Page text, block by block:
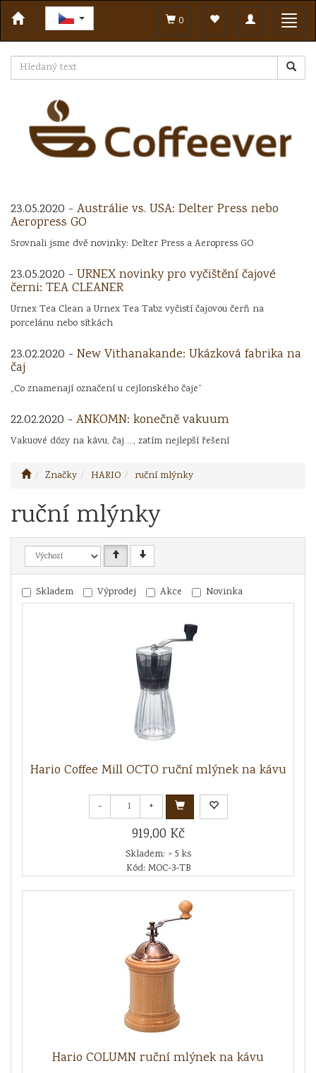
Toggle
navigation
0
23.05.2020 - Austrálie vs. USA: Delter Press nebo
Aeropress GO
Srovnali jsme dvě novinky: Delter Press a Aeropress GO
23.05.2020 - URNEX novinky pro vyčištění čajové
černi: TEA CLEANER
Urnex Tea Clean a Urnex Tea Tabz vyčistí čajovou čerň na
porcelánu nebo sítkách
23.02.2020 - New Vithanakande: Ukázková fabrika na
čaj
„Co znamenají označení u cejlonského čaje“
22.02.2020 - ANKOMN: konečně vakuum
Vakuové dózy na kávu, čaj ..., zatím nejlepší řešení
Značky HARIO ruční mlýnky
ruční mlýnky
Skladem Výprodej Akce Novinka
Hario Coffee Mill OCTO ruční mlýnek na kávu
- +
919,00 Kč
Skladem: > 5 ks
Kód: MOC-3-TB
Hario COLUMN ruční mlýnek na kávu